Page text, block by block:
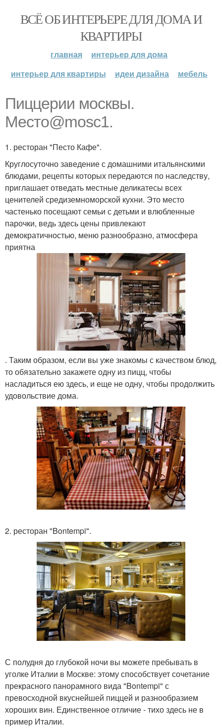
ВСЁ ОБ ИНТЕРЬЕРЕ ДЛЯ ДОМА И
КВАРТИРЫ
главная
интерьер для дома
интерьер для квартиры
идеи дизайна мебель
Пиццерии москвы.
Место@mosc1.
1. ресторан "Песто Кафе".
Круглосуточно заведение с домашними итальянскими
блюдами, рецепты которых передаются по наследству,
приглашает отведать местные деликатесы всех
ценителей средиземноморской кухни. Это место
частенько посещают семьи с детьми и влюбленные
парочки, ведь здесь цены привлекают
демократичностью, меню разнообразно, атмосфера
приятна
. Таким образом, если вы уже знакомы с качеством блюд,
то обязательно закажете одну из пицц, чтобы
насладиться ею здесь, и еще не одну, чтобы продолжить
удовольствие дома.
2. ресторан "Bontempi".
С полудня до глубокой ночи вы можете пребывать в
уголке Италии в Москве: этому способствует сочетание
прекрасного панорамного вида "Bontempi" с
превосходной вкуснейшей пиццей и разнообразием
хороших вин. Единственное отличие - тихо здесь не в
пример Италии.